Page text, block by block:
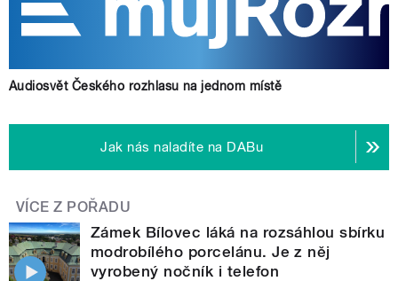
Audiosvět Českého rozhlasu na jednom místě
Jak nás naladíte na DABu
VÍCE Z POŘADU
Zámek Bílovec láká na rozsáhlou sbírku
modrobílého porcelánu. Je z něj
vyrobený nočník i telefon